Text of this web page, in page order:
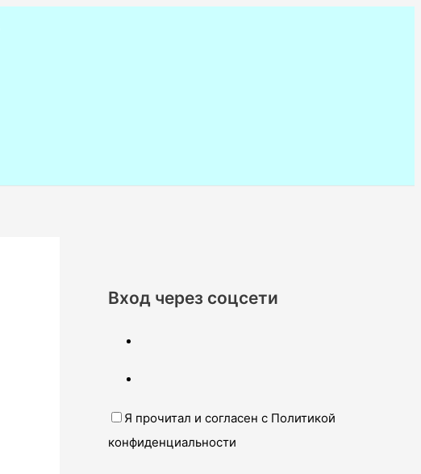
Вход через соцсети
Я прочитал и согласен с Политикой
конфиденциальности